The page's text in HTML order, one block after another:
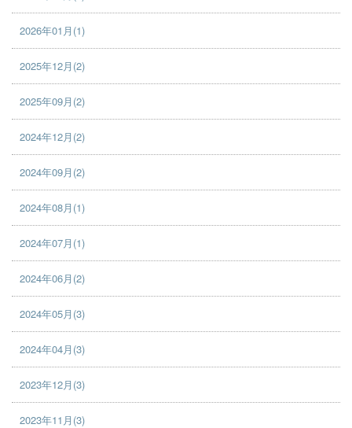
2026年01月(1)
2025年12月(2)
2025年09月(2)
2024年12月(2)
2024年09月(2)
2024年08月(1)
2024年07月(1)
2024年06月(2)
2024年05月(3)
2024年04月(3)
2023年12月(3)
2023年11月(3)